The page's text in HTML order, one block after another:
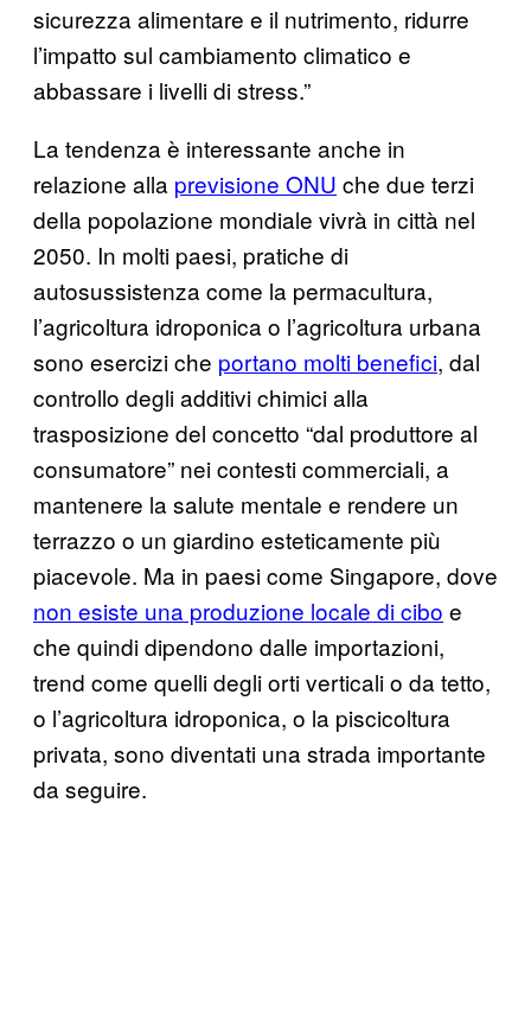
sicurezza alimentare e il nutrimento, ridurre
l’impatto sul cambiamento climatico e
abbassare i livelli di stress.”
La tendenza è interessante anche in
relazione alla previsione ONU che due terzi
della popolazione mondiale vivrà in città nel
2050. In molti paesi, pratiche di
autosussistenza come la permacultura,
l’agricoltura idroponica o l’agricoltura urbana
sono esercizi che portano molti benefici, dal
controllo degli additivi chimici alla
trasposizione del concetto “dal produttore al
consumatore” nei contesti commerciali, a
mantenere la salute mentale e rendere un
terrazzo o un giardino esteticamente più
piacevole. Ma in paesi come Singapore, dove
non esiste una produzione locale di cibo e
che quindi dipendono dalle importazioni,
trend come quelli degli orti verticali o da tetto,
o l’agricoltura idroponica, o la piscicoltura
privata, sono diventati una strada importante
da seguire.